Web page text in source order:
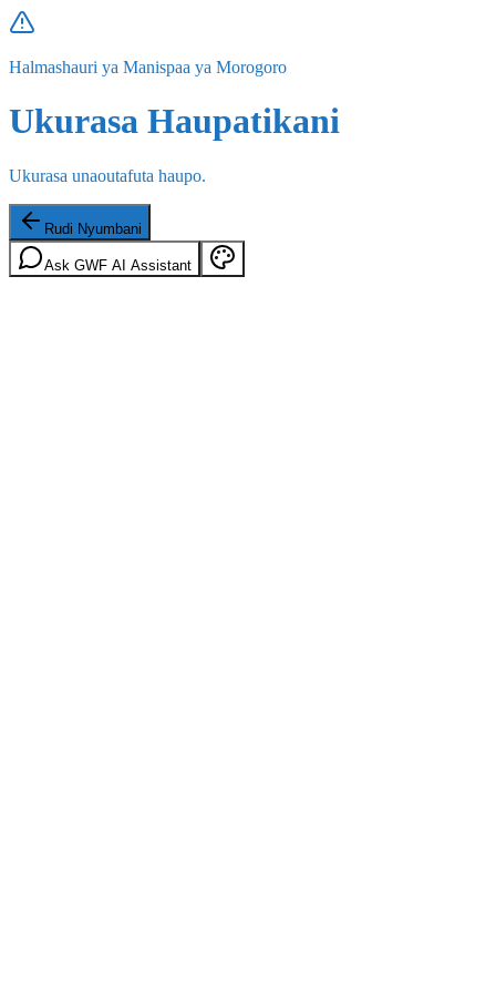
Halmashauri ya Manispaa ya Morogoro
Ukurasa Haupatikani
Ukurasa unaoutafuta haupo.
Rudi Nyumbani
Ask GWF AI Assistant